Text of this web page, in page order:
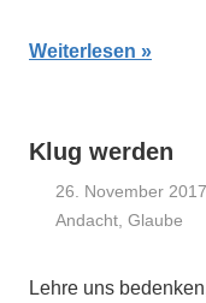
Weiterlesen
Klug werden
26. November 2017
Andacht ,Glaube
Lehre uns